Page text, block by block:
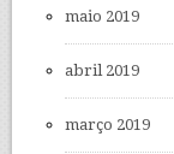
maio 2019
abril 2019
março 2019